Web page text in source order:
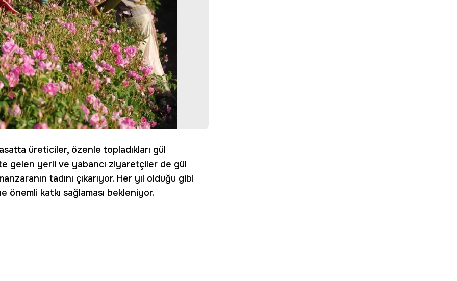
üreticiler, özenle topladıkları gül
gelen yerli ve yabancı ziyaretçiler de gül
tadını çıkarıyor. Her yıl olduğu gibi
önemli katkı sağlaması bekleniyor.